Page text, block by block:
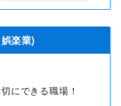
楽業)
にできる職場！